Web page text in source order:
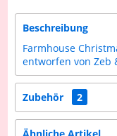
Beschreibung
Farmhouse
entworfen von Zeb
Zubehör 2